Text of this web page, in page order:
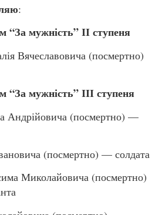
:
“За мужність” ІІ ступеня
Вячеславовича (посмертно)
“За мужність” ІІІ ступеня
Андрійовича (посмертно) —
(посмертно) — солдата
Миколайовича (посмертно)